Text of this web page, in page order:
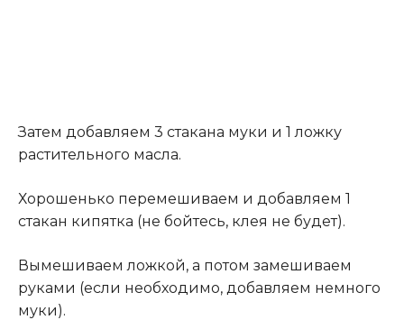
Затем добавляем 3 стакана муки и 1 ложку
растительного масла.
Хорошенько перемешиваем и добавляем 1
стакан кипятка (не бойтесь, клея не будет).
Вымешиваем ложкой, а потом замешиваем
руками (если необходимо, добавляем немного
муки).